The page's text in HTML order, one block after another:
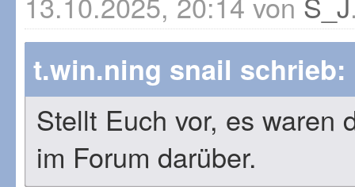
t.win.ning snail schrieb:
Stellt Euch vor, es waren
im Forum darüber.